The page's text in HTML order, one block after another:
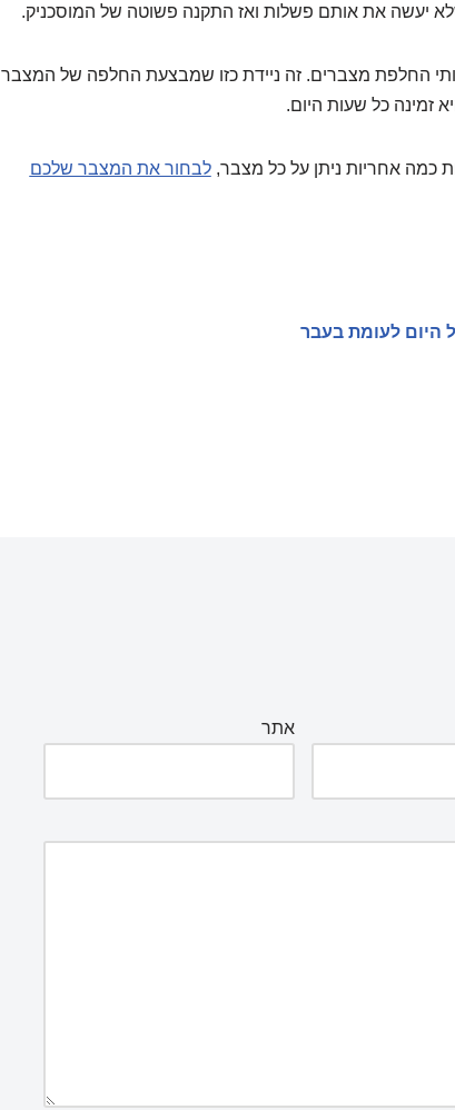
יעשה את אותם פשלות ואז התקנה פשוטה של המוסכניק.
החלפת מצברים. זה ניידת כזו שמבצעת החלפה של המצבר
זמינה כל שעות היום.
כמה אחריות ניתן על כל מצבר,לבחור את המצבר שלכם
היום לעומת בעבר
אתר